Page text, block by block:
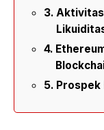
Aktivitas
Prospek